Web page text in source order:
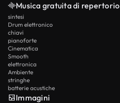
Musica gratuita di repertorio
sintesi
Drum elettronico
chiavi
pianoforte
Cinematica
Smooth
elettronica
Ambiente
stringhe
batterie acustiche
Immagini